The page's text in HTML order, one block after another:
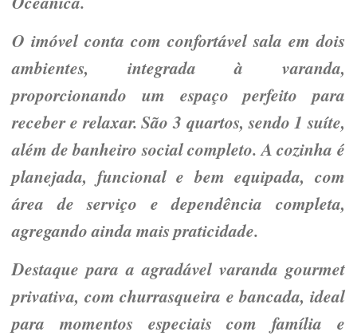
O imóvel conta com confortável sala em dois
ambientes, integrada à varanda,
proporcionando um espaço perfeito para
receber e relaxar. São 3 quartos, sendo 1 suíte,
além de banheiro social completo. A cozinha é
planejada, funcional e bem equipada, com
área de serviço e dependência completa,
agregando ainda mais praticidade.
Destaque para a agradável varanda gourmet
privativa, com churrasqueira e bancada, ideal
para momentos especiais com família e